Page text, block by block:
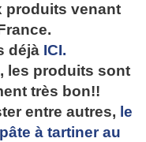
produits venant
déjà ICI.
les produits sont
très bon!!
entre autres, le
à tartiner au